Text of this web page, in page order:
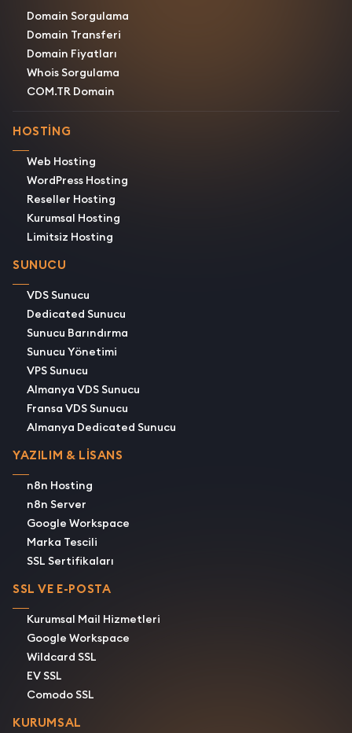
Domain Sorgulama
Domain Transferi
Domain Fiyatları
Whois Sorgulama
COM.TR Domain
HOSTING
Web Hosting
WordPress Hosting
Reseller Hosting
Kurumsal Hosting
Limitsiz Hosting
SUNUCU
VDS Sunucu
Dedicated Sunucu
Sunucu Barındırma
Sunucu Yönetimi
VPS Sunucu
Almanya VDS Sunucu
Fransa VDS Sunucu
Almanya Dedicated Sunucu
YAZILIM & LİSANS
n8n Hosting
n8n Server
Google Workspace
Marka Tescili
SSL Sertifikaları
SSL VE E-POSTA
Kurumsal Mail Hizmetleri
Google Workspace
Wildcard SSL
EV SSL
Comodo SSL
KURUMSAL